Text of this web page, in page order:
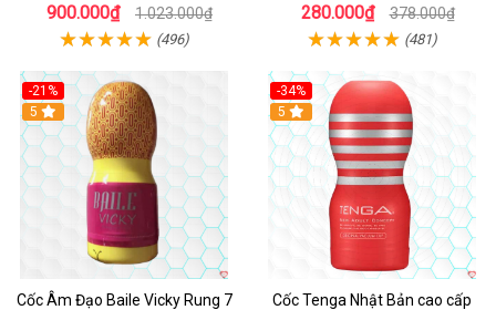
900.000₫ 1.023.000₫
(496)
280.000₫ 378.000₫
(481)
-21%
5
Cốc Âm Đạo Baile Vicky Rung 7
-34%
5
Cốc Tenga Nhật Bản cao cấp